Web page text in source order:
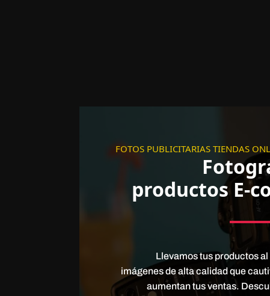
FOTOS PUBLICITARIAS TIENDAS
productos E-
Llevamos tus productos
imágenes de alta calidad que
aumentan tus ventas.